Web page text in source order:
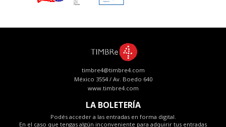
timbre4@timbre4.com
México 3554 / Av. Boedo 640
www.timbre4.com
LA BOLETERÍA
Podés acceder a las entradas en forma digital.
En el caso que tengas algún inconveniente para adquirir tus entradas